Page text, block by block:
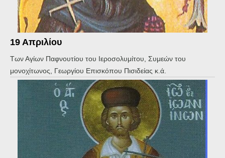
19 Απριλίου
Των Αγίων Παφνουτίου του Ιεροσολυμίτου, Συμεών του
μονοχίτωνος, Γεωργίου Επισκόπου Πισιδείας κ.ά.